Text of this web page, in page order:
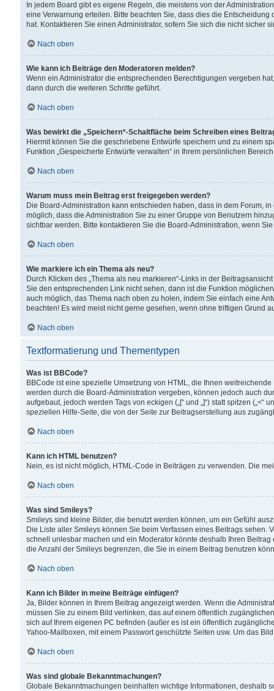
In jedem Board gibt es eigene Regeln, die meistens von der
eine Verwarnung erteilen. Bitte beachten Sie, dass dies die
hat. Kontaktieren Sie einen Administrator, sofern Sie sich die nicht sicher
Nach oben
Wie kann ich Beiträge den Moderatoren melden?
Wenn ein Administrator die entsprechenden Berechtigungen vergeben
dann durch die weiteren Schritte geführt.
Nach oben
Was bewirkt die „Speichern“-Schaltfläche beim Schreiben eines
Hiermit können Sie die geschriebene Entwürfe speichern und zu einem
Funktion „Gespeicherte Entwürfe verwalten“ in Ihrem persönlichen
Nach oben
Warum muss mein Beitrag erst freigegeben werden?
Die Board-Administration kann entschieden haben, dass in dem Forum,
möglich, dass die Administration Sie zu einer Gruppe von Benutzern
sichtbar werden. Bitte kontaktieren Sie die Board-Administration, wenn
Nach oben
Wie markiere ich ein Thema als neu?
Durch Klicken des „Thema als neu markieren“-Links in der
Sie den entsprechenden Link nicht sehen, dann ist die Funktion
auch möglich, das Thema nach oben zu holen, indem Sie einfach eine
beachten! Es wird meist nicht gerne gesehen, wenn ohne triftigen Grund
Nach oben
Textformatierung und Thementypen
Was ist BBCode?
BBCode ist eine spezielle Umsetzung von HTML, die Ihnen
werden durch die Board-Administration vergeben, können jedoch auch
aufgebaut, jedoch werden Tags von eckigen („[“ und „]“) statt spitzen
speziellen Hilfe-Seite, die von der Seite zur Beitragserstellung aus
Nach oben
Kann ich HTML benutzen?
Nein, es ist nicht möglich, HTML-Code in Beiträgen zu verwenden. Die
Nach oben
Was sind Smileys?
Smileys sind kleine Bilder, die benutzt werden können, um ein Gefühl
Die Liste aller Smileys können Sie beim Verfassen eines Beitrags
schnell unlesbar machen und ein Moderator könnte deshalb Ihren
die Anzahl der Smileys begrenzen, die Sie in einem Beitrag benutzen
Nach oben
Kann ich Bilder in meine Beiträge einfügen?
Ja, Bilder können in Ihrem Beitrag angezeigt werden. Wenn die
müssen Sie zu einem Bild verlinken, das auf einem öffentlich
sich auf Ihrem eigenen PC befinden (außer es ist ein öffentlich
Yahoo-Mailboxen, mit einem Passwort geschützte Seiten usw. Um das
Nach oben
Was sind globale Bekanntmachungen?
Globale Bekanntmachungen beinhalten wichtige Informationen, deshalb